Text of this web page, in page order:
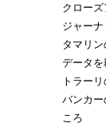
クロー
ジャー
タマリ
データを
トラー
バンカ
ころ